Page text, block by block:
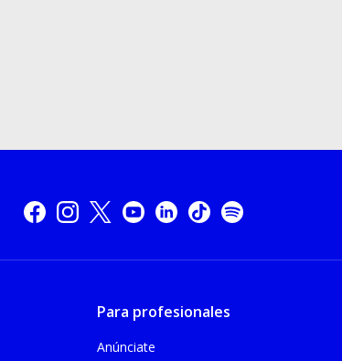
Para profesionales
Anúnciate